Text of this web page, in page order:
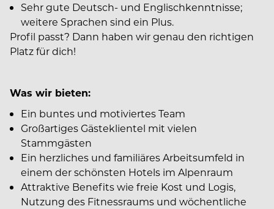
Sehr gute Deutsch- und Englischkenntnisse;
weitere Sprachen sind ein Plus.
Profil passt? Dann haben wir genau den richtigen
Platz für dich!
Was wir bieten:
Ein buntes und motiviertes Team
Großartiges Gästeklientel mit vielen
Stammgästen
Ein herzliches und familiäres Arbeitsumfeld in
einem der schönsten Hotels im Alpenraum
Attraktive Benefits wie freie Kost und Logis,
Nutzung des Fitnessraums und wöchentliche